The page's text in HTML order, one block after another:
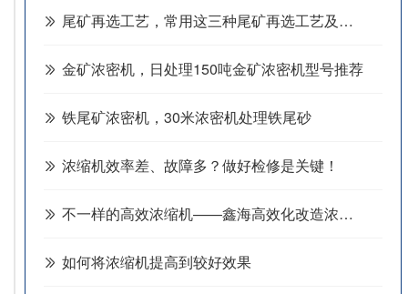
尾矿再选工艺，常用这三种尾矿再选工艺及设备
金矿浓密机，日处理150吨金矿浓密机型号推荐
铁尾矿浓密机，30米浓密机处理铁尾砂
浓缩机效率差、故障多？做好检修是关键！
不一样的高效浓缩机——鑫海高效化改造浓缩机六大特色
如何将浓缩机提高到较好效果